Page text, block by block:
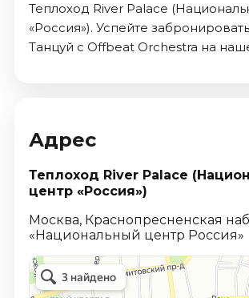
Теплоход River Palace
«Россия»). Успейте
Танцуй с Offbeat Orchestra на
Адрес
Теплоход River Palace
центр «Россия»)
Москва, Краснопресненская
«Национальный центр Россия»